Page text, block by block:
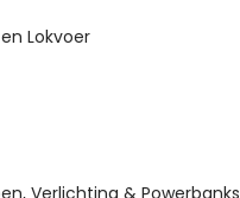
Lokvoer
Verlichting & Powerbanks